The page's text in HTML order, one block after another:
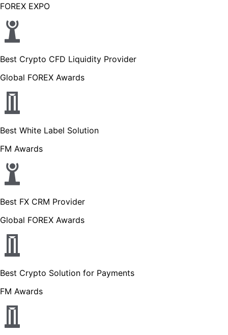
FOREX EXPO
Best Crypto CFD Liquidity Provider
Global FOREX Awards
Best White Label Solution
FM Awards
Best FX CRM Provider
Global FOREX Awards
Best Crypto Solution for Payments
FM Awards